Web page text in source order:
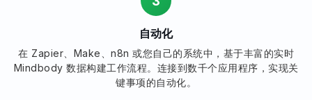
自动化
在 Zapier、Make、n8n 或您自己的系统中，基于丰富的实时
Mindbody 数据构建工作流程。连接到数千个应用程序，实现关
键事项的自动化。